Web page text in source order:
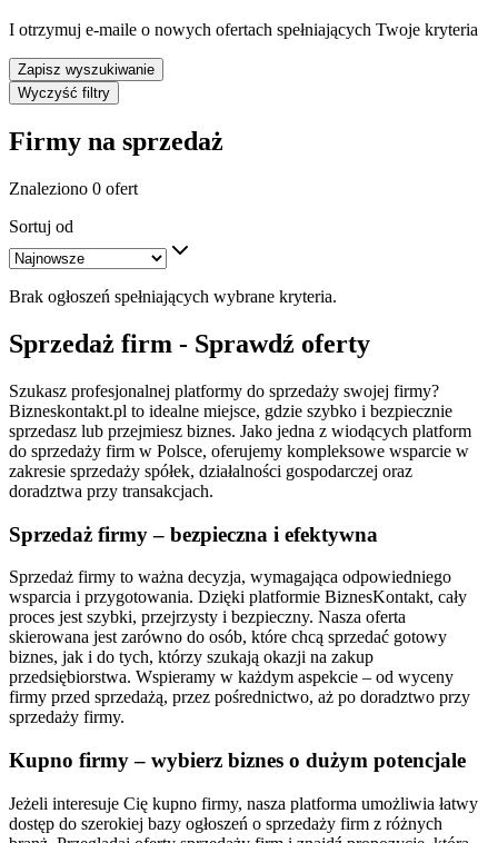
I otrzymuj e-maile o nowych ofertach spełniających Twoje kryteria
Zapisz wyszukiwanie
Wyczyść filtry
Firmy na sprzedaż
Znaleziono 0 ofert
Sortuj od
Brak ogłoszeń spełniających wybrane kryteria.
Sprzedaż firm - Sprawdź oferty
Szukasz profesjonalnej platformy do sprzedaży swojej firmy?
Bizneskontakt.pl to idealne miejsce, gdzie szybko i bezpiecznie
sprzedasz lub przejmiesz biznes. Jako jedna z wiodących platform
do sprzedaży firm w Polsce, oferujemy kompleksowe wsparcie w
zakresie sprzedaży spółek, działalności gospodarczej oraz
doradztwa przy transakcjach.
Sprzedaż firmy – bezpieczna i efektywna
Sprzedaż firmy to ważna decyzja, wymagająca odpowiedniego
wsparcia i przygotowania. Dzięki platformie BiznesKontakt, cały
proces jest szybki, przejrzysty i bezpieczny. Nasza oferta
skierowana jest zarówno do osób, które chcą sprzedać gotowy
biznes, jak i do tych, którzy szukają okazji na zakup
przedsiębiorstwa. Wspieramy w każdym aspekcie – od wyceny
firmy przed sprzedażą, przez pośrednictwo, aż po doradztwo przy
sprzedaży firmy.
Kupno firmy – wybierz biznes o dużym potencjale
Jeżeli interesuje Cię kupno firmy, nasza platforma umożliwia łatwy
dostęp do szerokiej bazy ogłoszeń o sprzedaży firm z różnych